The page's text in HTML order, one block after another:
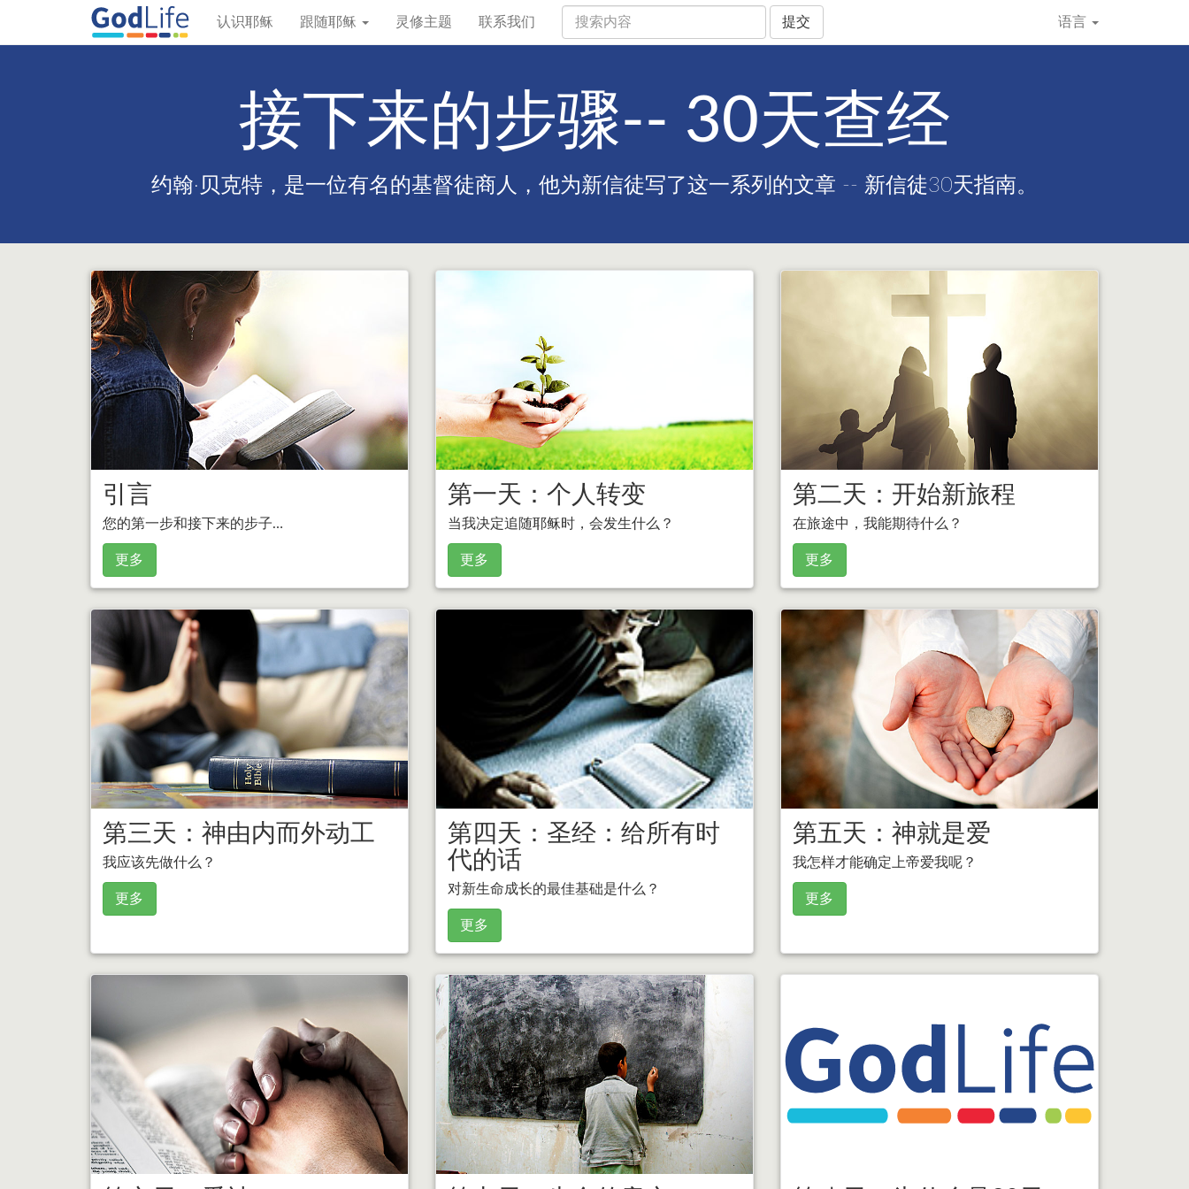
认识耶稣 跟随耶稣 灵修主题 联系我们 语言
提交
接下来的步骤-- 30天查经
约翰·贝克特，是一位有名的基督徒商人，他为新信徒写了这一系列的文章 -- 新信徒30天指南。
引言
您的第一步和接下来的步子…
更多
第一天：个人转变
当我决定追随耶稣时，会发生什么？
更多
第二天：开始新旅程
在旅途中，我能期待什么？
更多
第三天：神由内而外动工
我应该先做什么？
更多
第四天：圣经：给所有时
代的话
对新生命成长的最佳基础是什么？
更多
第五天：神就是爱
我怎样才能确定上帝爱我呢？
更多